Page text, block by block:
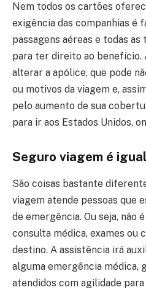
Nem todos os cartões
exigência das companhias é
passagens aéreas e todas
para ter direito ao benefício.
alterar a apólice, que pode
ou motivos da viagem e,
pelo aumento de sua
para ir aos Estados Unidos,
Seguro viagem é
São coisas bastante
viagem atende pessoas que
de emergência. Ou seja, não
consulta médica, exames ou
destino. A assistência irá
alguma emergência médica,
atendidos com agilidade